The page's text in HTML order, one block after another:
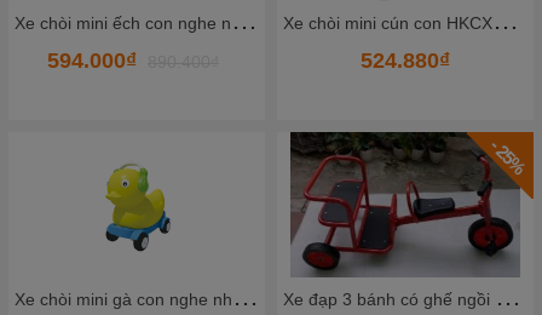
X
e chòi mini cún con HKCXC02-5
524.880₫
X
e đạp 3 bánh có ghế ngồi đằng sau TKCCC5-2
X
e đạp 3 bánh 1 chỗ -TQ TKCCC5-1
1.620.000₫ 2.189.000₫
- 2%
Ô
tô chòi chân mẫu mới HKCXC09